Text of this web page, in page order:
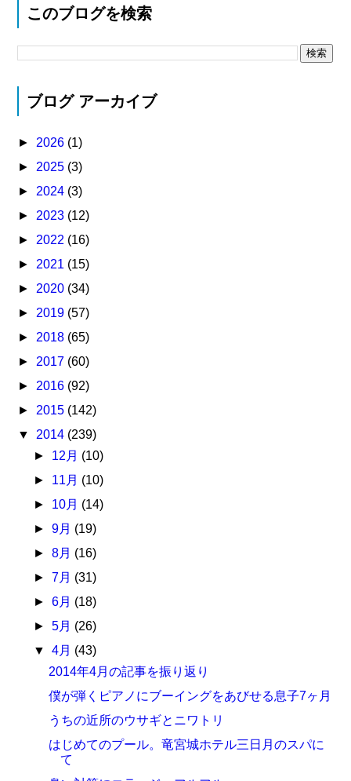
このブログを検索
ブログ アーカイブ
► 2026 (1)
► 2025 (3)
► 2024 (3)
► 2023 (12)
► 2022 (16)
► 2021 (15)
► 2020 (34)
► 2019 (57)
► 2018 (65)
► 2017 (60)
► 2016 (92)
► 2015 (142)
▼ 2014 (239)
► 12月 (10)
► 11月 (10)
► 10月 (14)
► 9月 (19)
► 8月 (16)
► 7月 (31)
► 6月 (18)
► 5月 (26)
▼ 4月 (43)
2014年4月の記事を振り返り
僕が弾くピアノにブーイングをあびせる息子7ヶ月
うちの近所のウサギとニワトリ
はじめてのプール。竜宮城ホテル三日月のスパに
て